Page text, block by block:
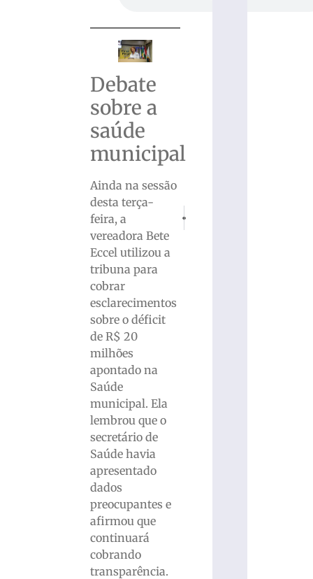
Debate
sobre a
saúde
municipal
Ainda na sessão
desta terça-
feira, a
vereadora Bete
Eccel utilizou a
tribuna para
cobrar
esclarecimentos
sobre o déficit
de R$ 20
milhões
apontado na
Saúde
municipal. Ela
lembrou que o
secretário de
Saúde havia
apresentado
dados
preocupantes e
afirmou que
continuará
cobrando
transparência.